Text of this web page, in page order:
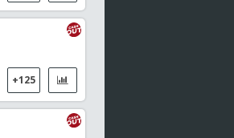
Chen T J / San C / Wu H-Y / Yang C Y
Satsuki Odo (JAP) / Hursey, Anna
04:25Masters de Corea, Individual Femenino
Kim, Ga Ram / Xu, Wen Jing
+125